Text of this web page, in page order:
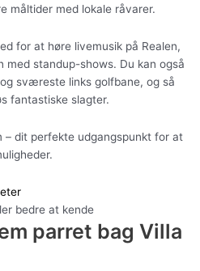
måltider med lokale råvarer.
for at høre livemusik på Realen,
med standup-shows. Du kan også
sværeste links golfbane, og så
fantastiske slagter.
– dit perfekte udgangspunkt for at
bedre at kende
parret bag Villa